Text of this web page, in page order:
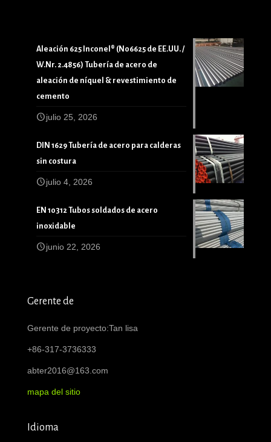
Aleación 625 Inconel® (N06625 de EE.UU. /
W.Nr. 2.4856) Tubería de acero de
aleación de níquel & revestimiento de
cemento
julio 25, 2026
DIN 1629 Tubería de acero para calderas
sin costura
julio 4, 2026
EN 10312 Tubos soldados de acero
inoxidable
junio 22, 2026
Gerente de
Gerente de proyecto:Tan lisa
+86-317-3736333
abter2016@163.com
mapa del sitio
Idioma